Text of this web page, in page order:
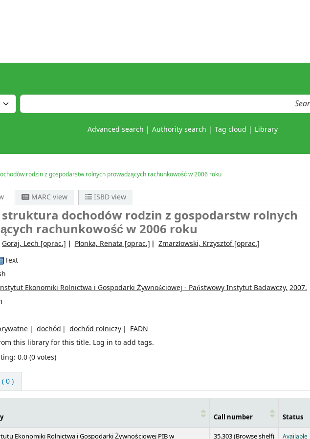
Advanced search Authority search Tag cloud Library
rodzin z gospodarstw rolnych prowadzących rachunkowość w 2006 roku
MARC view ISBD view
struktura dochodów rodzin z gospodarstw rolnych
rachunkowość w 2006 roku
Goraj, Lech [oprac.] Płonka, Renata [oprac.] Zmarzłowski, Krzysztof[oprac.]
Text
Ekonomiki Rolnictwa i Gospodarki Żywnościowej - Państwowy Instytut Badawczy, 2007.
dochód dochód rolniczy
FADN
this library for this title. Log in to add tags.
0.0 (0 votes)
0 )
Call number Status
Ekonomiki Rolnictwa i Gospodarki Żywnościowej PIB w 35.303 (Browse shelf(Opens below)
) Available